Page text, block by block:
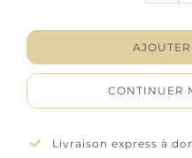
-
CONTINUER
Livraison express à